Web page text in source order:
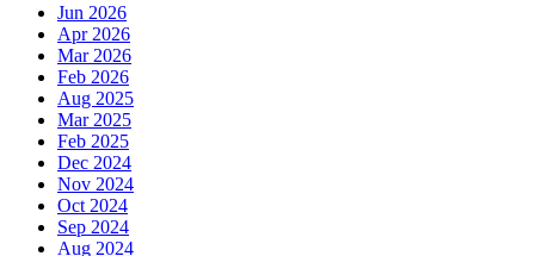
Jun 2026
Apr 2026
Mar 2026
Feb 2026
Aug 2025
Mar 2025
Feb 2025
Dec 2024
Nov 2024
Oct 2024
Sep 2024
Aug 2024